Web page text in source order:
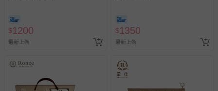
$1200
最新上架
$1350
最新上架